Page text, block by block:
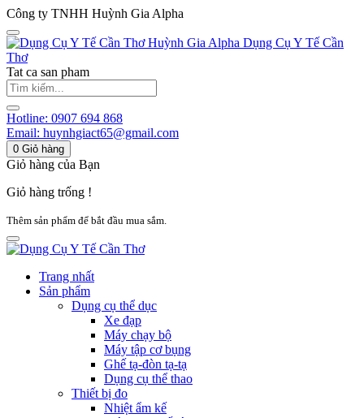
Công ty TNHH Huỳnh Gia Alpha
Huỳnh Gia Alpha Dụng Cụ Y Tế Cần
Thơ
Tat ca san pham
Hotline: 0907 694 868
Email: huynhgiact65@gmail.com
0 Giỏ hàng
Giỏ hàng của Bạn
Giỏ hàng trống !
Thêm sản phẩm để bắt đầu mua sắm.
Trang nhất
Sản phẩm
Dụng cụ thể dục
Xe đạp
Máy chạy bộ
Máy tập cơ bụng
Ghế tạ-đòn tạ-tạ
Dụng cụ thể thao
Thiết bị đo
Nhiệt ẩm kế